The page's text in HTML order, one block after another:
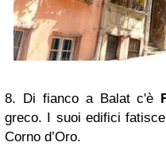
8. Di fianco a Balat c'è
greco. I suoi edifici
Corno d’Oro.